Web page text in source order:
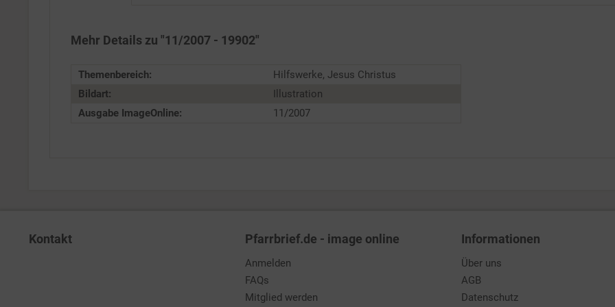
Mehr Details zu "11/2007 - 19902"
Themenbereich:
Hilfswerke, Jesus Christus
Bildart:
Illustration
Ausgabe ImageOnline:
11/2007
Kontakt Pfarrbrief.de - image online
Anmelden
FAQs
Mitglied werden
Informationen
Über uns
AGB
Datenschutz
Service